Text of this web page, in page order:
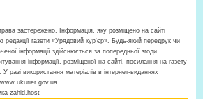
застережено. Інформація, яку розміщено на сайті
газети «Урядовий кур'єр». Будь-який передрук чи
інформації здійснюється за попередньої згоди
інформації, розміщеної на сайті, посилання на газету
разі використання матеріалів в інтернет-виданнях
www.ukurier.gov.ua
zahid.host